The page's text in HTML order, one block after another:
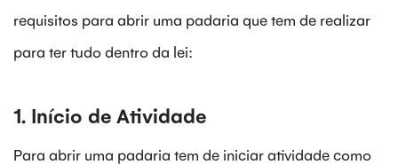
requisitos para abrir uma padaria que tem de realizar
para ter tudo dentro da lei:
1. Início de Atividade
Para abrir uma padaria tem de iniciar atividade como